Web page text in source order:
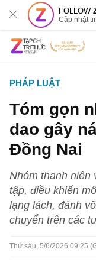
FOLLOW
Cập nhật
PHÁP LUẬT
Tóm gọn
dao gây
Đồng Nai
Nhóm thanh niên
tập, điều khiển
lạng lách, đánh
chuyển trên các
Thứ sáu, 5/6/2026 09:25